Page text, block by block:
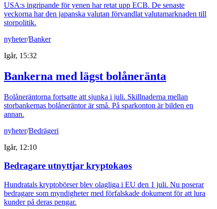
USA:s ingripande för yenen har retat upp ECB. De senaste
veckorna har den japanska valutan förvandlat valutamarknaden till
storpolitik.
nyheter/Banker
Igår, 15:32
Bankerna med lägst bolåneränta
Bolåneräntorna fortsatte att sjunka i juli. Skillnaderna mellan
storbankernas bolåneräntor är små. På sparkonton är bilden en
annan.
nyheter/Bedrägeri
Igår, 12:10
Bedragare utnyttjar kryptokaos
Hundratals kryptobörser blev olagliga i EU den 1 juli. Nu poserar
bedragare som myndigheter med förfalskade dokument för att lura
kunder på deras pengar.